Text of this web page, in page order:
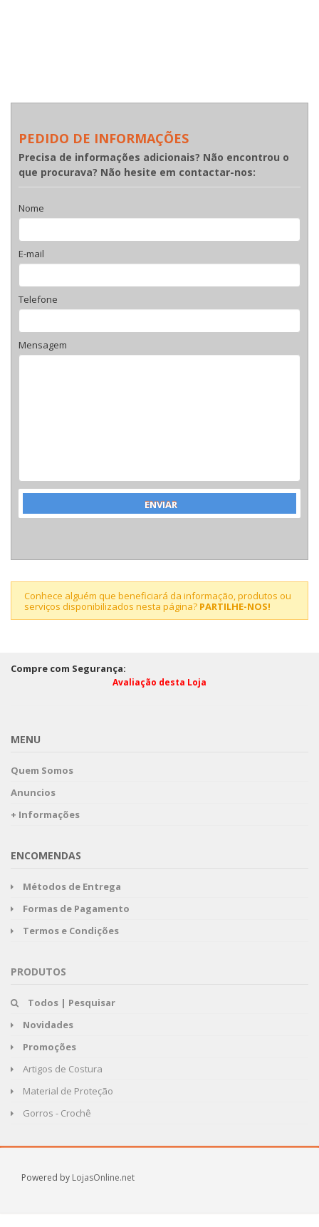
PEDIDO DE INFORMAÇÕES
Precisa de informações adicionais? Não encontrou o
que procurava? Não hesite em contactar-nos:
Nome
E-mail
Telefone
Mensagem
Conhece alguém que beneficiará da informação, produtos ou
serviços disponibilizados nesta página? PARTILHE-NOS!
Compre com Segurança:
Avaliação desta Loja
MENU
Quem Somos
Anuncios
+ Informações
ENCOMENDAS
Métodos de Entrega
Formas de Pagamento
Termos e Condições
PRODUTOS
Todos | Pesquisar
Novidades
Promoções
Artigos de Costura
Material de Proteção
Gorros - Crochê
Powered by LojasOnline.net